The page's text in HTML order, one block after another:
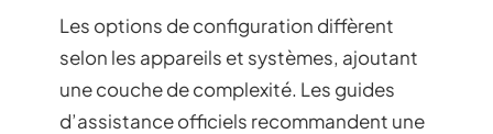
Les options de configuration diffèrent
selon les appareils et systèmes, ajoutant
une couche de complexité. Les guides
d’assistance officiels recommandent une